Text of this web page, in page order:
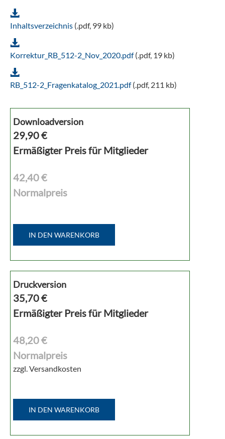
Inhaltsverzeichnis (.pdf, 99 kb)
Korrektur_RB_512-2_Nov_2020.pdf(.pdf, 19 kb)
RB_512-2_Fragenkatalog_2021.pdf(.pdf, 211 kb)
Downloadversion
29,90€
Ermäßigter Preis für Mitglieder
42,40 €
Normalpreis
IN DEN WARENKORB
Druckversion
35,70€
Ermäßigter Preis für Mitglieder
48,20 €
Normalpreis
zzgl. Versandkosten
IN DEN WARENKORB